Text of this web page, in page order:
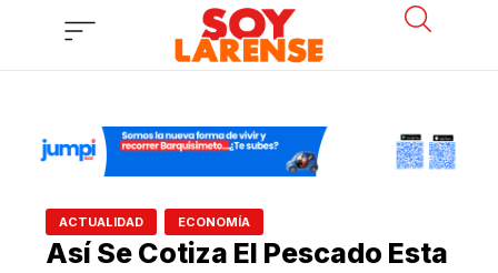
ACTUALIDAD ECONOMÍA
Así Se Cotiza El Pescado Esta